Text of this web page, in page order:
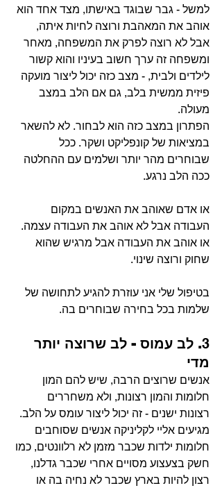
למשל - גבר שבוגד באישתו, מצד אחד הוא
אוהב את המאהבת ורוצה לחיות איתה,
אבל לא רוצה לפרק את המשפחה, מאחר
ומשפחה זה ערך חשוב בעיניו והוא קשור
לילדים ולבית, - מצב כזה יכול ליצור מועקה
פיזית ממשית בלב, גם אם הלב במצב
מעולה.
הפתרון במצב כזה הוא לבחור. לא להשאר
במציאות של קונפליקט ושקר. ככל
שבוחרים מהר יותר ושלמים עם ההחלטה
ככה הלב נרגע.
או אדם שאוהב את האנשים במקום
העבודה אבל לא אוהב את העבודה עצמה.
או אוהב את העבודה אבל מרגיש שהוא
שחוק ורוצה שינוי.
בטיפול שלי אני עוזרת להגיע לתחושה של
שלמות בכל בחירה שבוחרים בה.
3. לב עמוס - לב שרוצה יותר
מדי
אנשים שרוצים הרבה, שיש להם המון
חלומות והמון רצונות, ולא משחררים
רצונות ישנים - זה יכול ליצור עומס על הלב.
מגיעים אליי לקליניקה אנשים שסוחבים
חלומות ילדות שכבר מזמן לא רלוונטים, כמו
חשק בצעצוע מסויים אחרי שכבר גדלנו,
רצון להיות בארץ שכבר לא נחיה בה או